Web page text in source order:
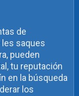
de
saques
pueden
tu reputación
en la búsqueda
los